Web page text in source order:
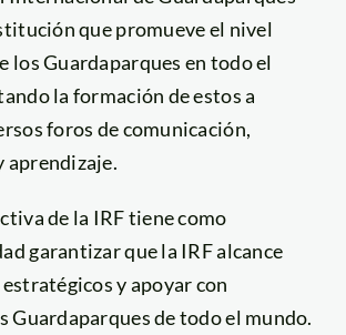
que promueve el nivel
los Guardaparques en todo el
la formación de estos a
foros de comunicación,
aprendizaje.
de la IRF tiene como
garantizar que la IRF alcance
y apoyar con
Guardaparques de todo el mundo.